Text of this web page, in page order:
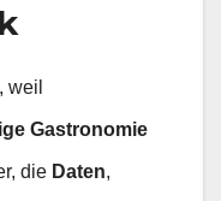
weil
Gastronomie
die Daten,